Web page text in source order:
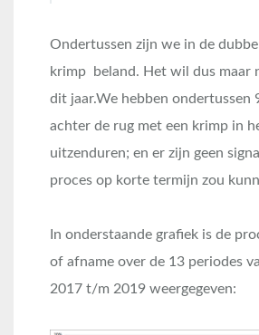
Ondertussen zijn we in de
krimp beland. Het wil dus maar
dit jaar.We hebben ondertussen
achter de rug met een krimp in
uitzenduren; en er zijn geen
proces op korte termijn zou
In onderstaande grafiek is de
of afname over de 13 periodes
2017 t/m 2019 weergegeven: